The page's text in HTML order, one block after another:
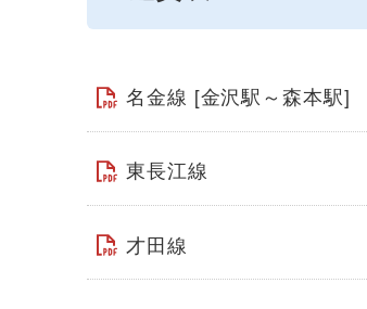
名金線 [金沢駅～森本駅]
東長江線
才田線